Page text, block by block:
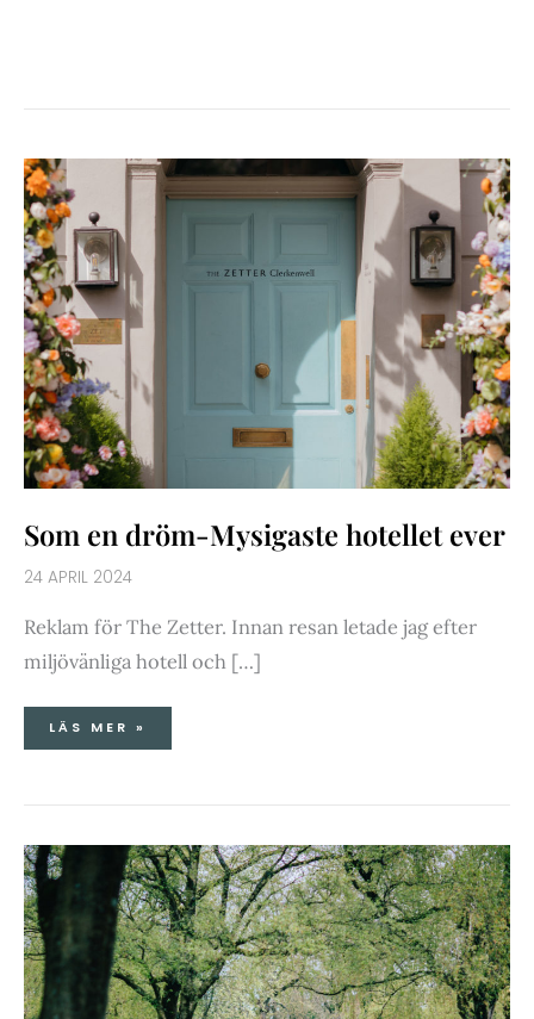
Som en dröm-Mysigaste hotellet ever
24 APRIL 2024
Reklam för The Zetter. Innan resan letade jag efter
miljövänliga hotell och […]
SOM
EN
DRÖM-
MYSIGASTE
HOTELLET
EVER
LÄS MER »
DAG
2
AMSTERDAM